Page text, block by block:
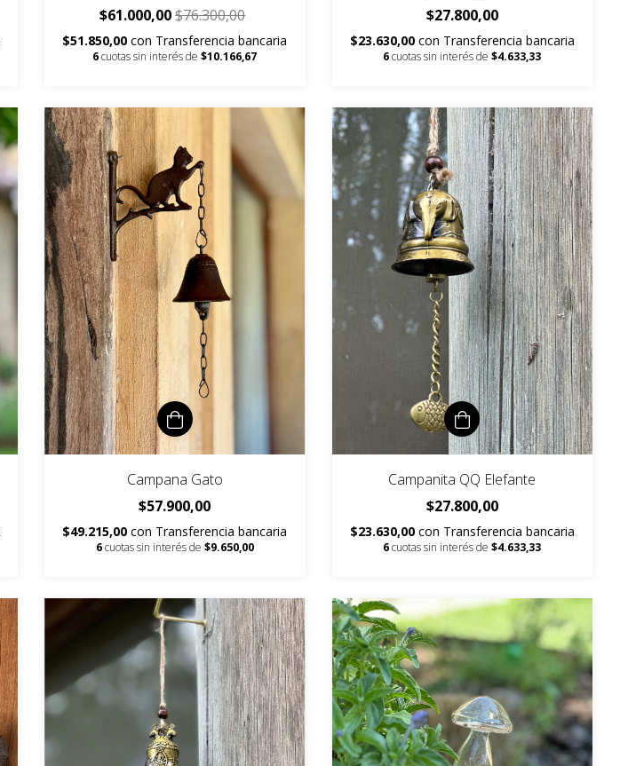
$61.000,00$76.300,00
$51.850,00con Transferencia bancaria
6cuotas sin interés de$10.166,67
$27.800,00
$23.630,00 con Transferencia bancaria
6cuotas sin interés de$4.633,33
Campana Gato
$57.900,00
$49.215,00con Transferencia bancaria
6cuotas sin interés de $9.650,00
Campanita QQ Elefante
$27.800,00
$23.630,00 con Transferencia bancaria
6cuotas sin interés de$4.633,33